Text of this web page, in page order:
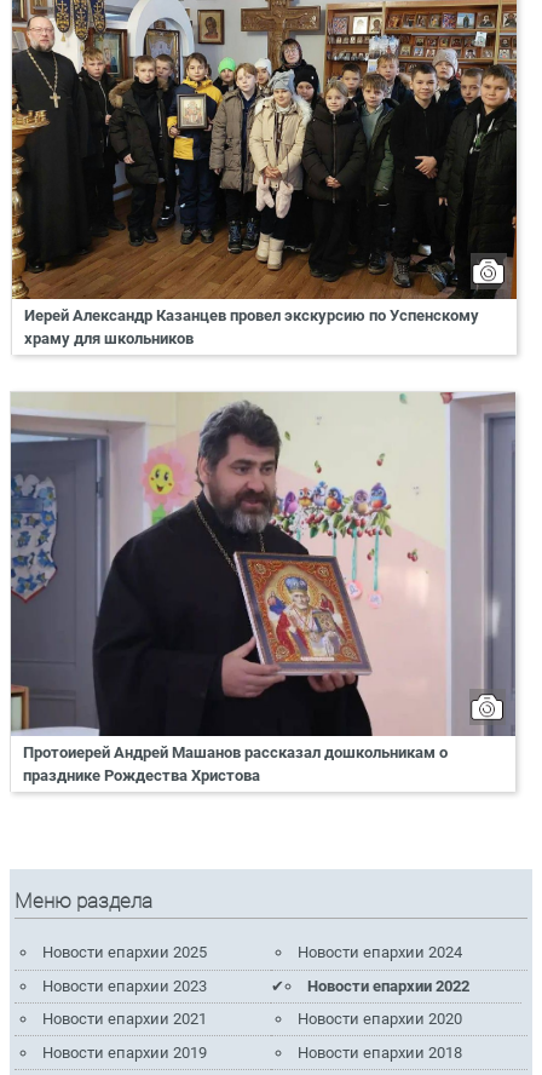
Иерей Александр Казанцев провел экскурсию по Успенскому
храму для школьников
Протоиерей Андрей Машанов рассказал дошкольникам о
празднике Рождества Христова
Меню раздела
Новости епархии 2025
Новости епархии 2024
Новости епархии 2023
Новости епархии 2022
Новости епархии 2021
Новости епархии 2020
Новости епархии 2019
Новости епархии 2018